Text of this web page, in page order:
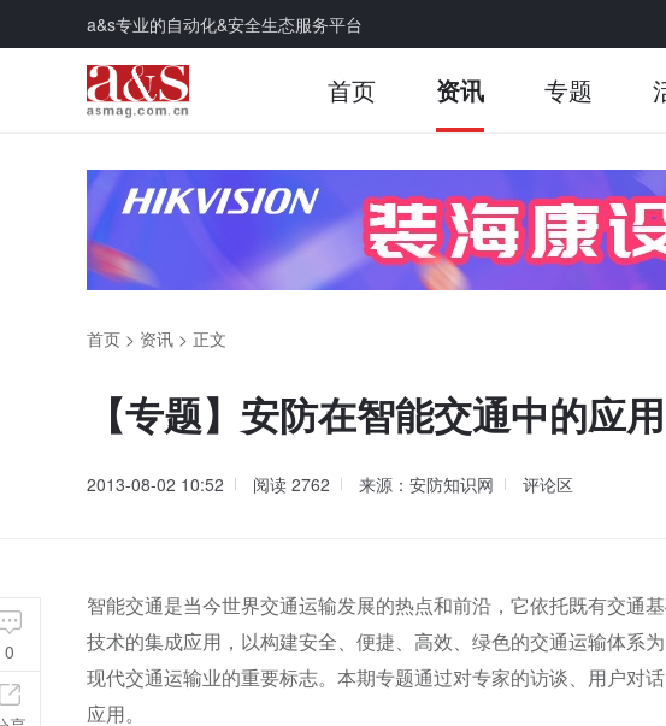
a&s专业的自动化&安全生态服务平台
首页 资讯 专题
首页 > 资讯 > 正文
【专题】安防在智能交通中的应用
2013-08-02 10:52 阅读 2762 来源：安防知识网 评论区
智能交通是当今世界交通运输发展的热点和前沿，它依托既有交通
技术的集成应用，以构建安全、便捷、高效、绿色的交通运输体系
现代交通运输业的重要标志。本期专题通过对专家的访谈、用户对
应用。
0